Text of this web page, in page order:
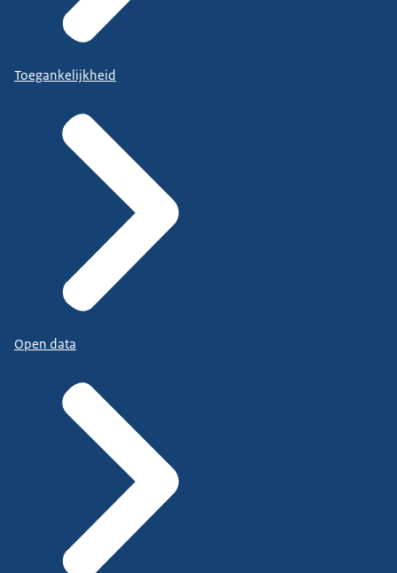
Toegankelijkheid
Open data